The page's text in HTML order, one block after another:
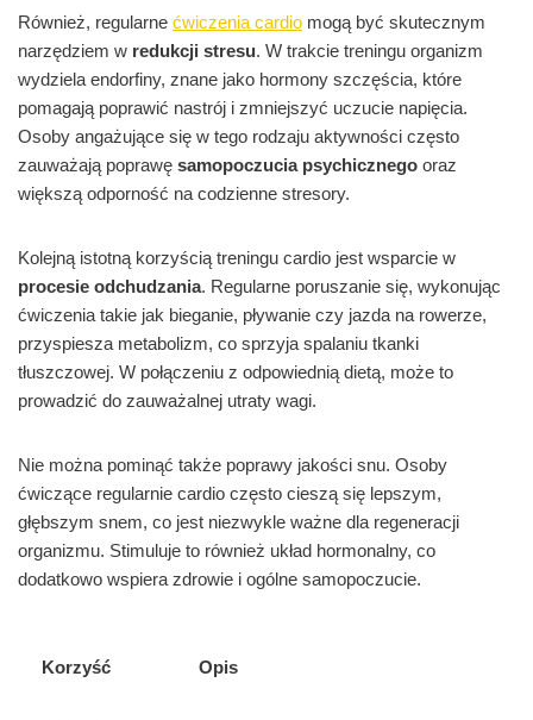
Również, regularne ćwiczenia cardio mogą być skutecznym
narzędziem w redukcji stresu. W trakcie treningu organizm
wydziela endorfiny, znane jako hormony szczęścia, które
pomagają poprawić nastrój i zmniejszyć uczucie napięcia.
Osoby angażujące się w tego rodzaju aktywności często
zauważają poprawę samopoczucia psychicznego oraz
większą odporność na codzienne stresory.
Kolejną istotną korzyścią treningu cardio jest wsparcie w
procesie odchudzania. Regularne poruszanie się, wykonując
ćwiczenia takie jak bieganie, pływanie czy jazda na rowerze,
przyspiesza metabolizm, co sprzyja spalaniu tkanki
tłuszczowej. W połączeniu z odpowiednią dietą, może to
prowadzić do zauważalnej utraty wagi.
Nie można pominąć także poprawy jakości snu. Osoby
ćwiczące regularnie cardio często cieszą się lepszym,
głębszym snem, co jest niezwykle ważne dla regeneracji
organizmu. Stimuluje to również układ hormonalny, co
dodatkowo wspiera zdrowie i ogólne samopoczucie.
Korzyść Opis